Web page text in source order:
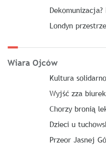
Londyn
Wiara Ojców
Kultura
Wyjść zza biurek
Chorzy bronią
Dzieci u
Przeor Jasnej